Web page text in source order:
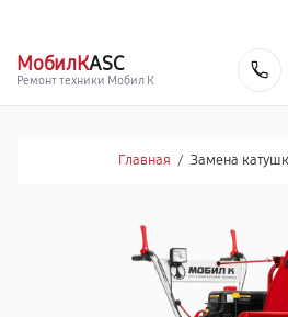
МобилКASC
Ремонт техники Мобил К
Главная / Замена